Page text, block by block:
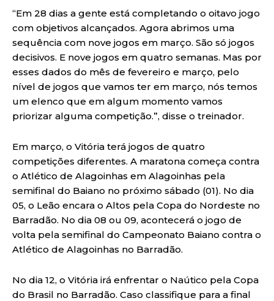
“Em 28 dias a gente está completando o oitavo jogo
com objetivos alcançados. Agora abrimos uma
sequência com nove jogos em março. São só jogos
decisivos. E nove jogos em quatro semanas. Mas por
esses dados do mês de fevereiro e março, pelo
nível de jogos que vamos ter em março, nós temos
um elenco que em algum momento vamos
priorizar alguma competição.”, disse o treinador.
Em março, o Vitória terá jogos de quatro
competições diferentes. A maratona começa contra
o Atlético de Alagoinhas em Alagoinhas pela
semifinal do Baiano no próximo sábado (01). No dia
05, o Leão encara o Altos pela Copa do Nordeste no
Barradão. No dia 08 ou 09, acontecerá o jogo de
volta pela semifinal do Campeonato Baiano contra o
Atlético de Alagoinhas no Barradão.
No dia 12, o Vitória irá enfrentar o Naútico pela Copa
do Brasil no Barradão. Caso classifique para a final